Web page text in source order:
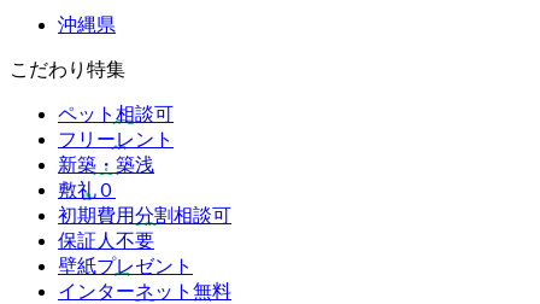
沖縄県
こだわり特集
ペット相談可
フリーレント
新築・築浅
敷礼０
初期費用分割相談可
保証人不要
壁紙プレゼント
インターネット無料